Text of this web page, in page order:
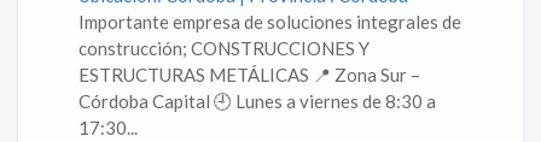
Importante empresa de soluciones integrales de
construcción; CONSTRUCCIONES Y
ESTRUCTURAS METÁLICAS 📍 Zona Sur –
Córdoba Capital 🕘 Lunes a viernes de 8:30 a
17:30...